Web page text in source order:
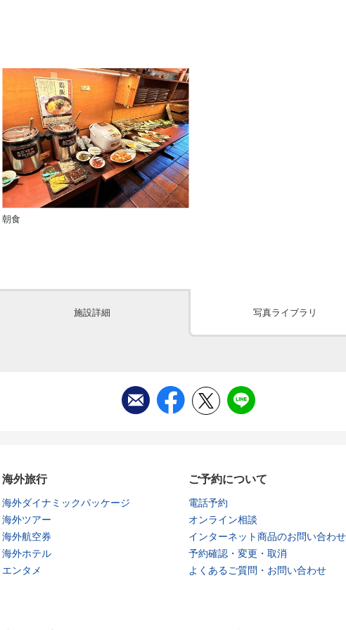
朝食
施設詳細 写真ライブラリ
海外旅行
海外ダイナミックパッケージ
海外ツアー
海外航空券
海外ホテル
エンタメ
ご予約について
電話予約
オンライン相談
インターネット商品のお問い合わせ
予約確認・変更・取消
よくあるご質問・お問い合わせ